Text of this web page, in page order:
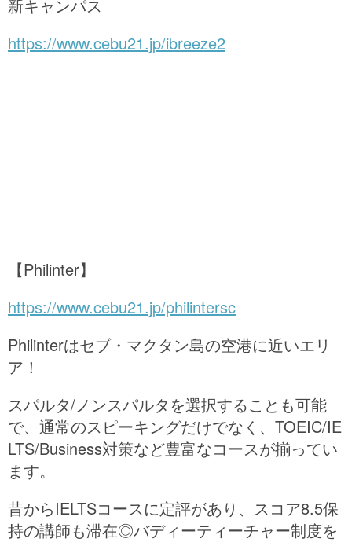
新キャンパス
https://www.cebu21.jp/ibreeze2
【Philinter】
https://www.cebu21.jp/philintersc
Philinterはセブ・マクタン島の空港に近いエリ
ア！
スパルタ/ノンスパルタを選択することも可能
で、通常のスピーキングだけでなく、TOEIC/IE
LTS/Business対策など豊富なコースが揃ってい
ます。
昔からIELTSコースに定評があり、スコア8.5保
持の講師も滞在◎バディーティーチャー制度を